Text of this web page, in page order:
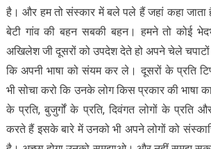
है। और हम तो संस्कार में बले पले हैं जहां कहा जाता
बेटी गांव की बहन सबकी बहन। हमने तो कोई
अखिलेश जी दूसरों को उपदेश देते हो अपने चेले चपाटों
कि अपनी भाषा को संयम कर ले। दूसरों के प्रति
भी सोचा करो कि उनके लोग किस प्रकार की भाषा
के प्रति, बुजुर्गों के प्रति, दिवंगत लोगों के प्रति
करते हैं इसके बारे में उनको भी अपने लोगों को